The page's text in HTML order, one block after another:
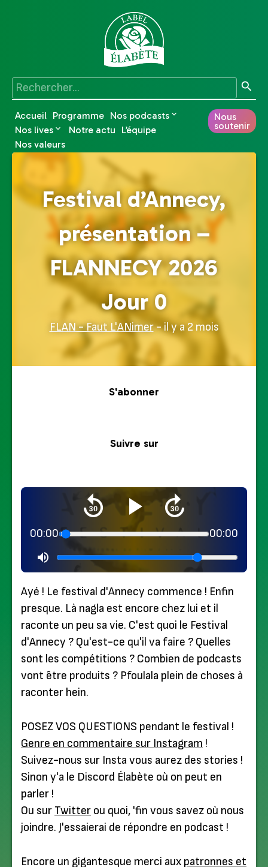
Accueil Programme Nos podcasts
Nos lives
Notre actu
L’équipe
Nos valeurs
Nous
soutenir
Festival d’Annecy,
présentation –
FLANNECY 2026
Jour 0
FLAN - Faut L'ANimer- il y a 2 mois
S'abonner
Suivre sur
00:00 00:00
Ayé ! Le festival d'Annecy commence ! Enfin
presque. Là nagla est encore chez lui et il
raconte un peu sa vie. C'est quoi le Festival
d'Annecy ? Qu'est-ce qu'il va faire ? Quelles
sont les compétitions ? Combien de podcasts
vont être produits ? Pfoulala plein de choses à
raconter hein.
POSEZ VOS QUESTIONS pendant le festival !
Genre en commentaire sur Instagram !
Suivez-nous sur Insta vous aurez des stories !
Sinon y'a le Discord Élabète où on peut en
parler !
Ou sur Twitter ou quoi, 'fin vous savez où nous
joindre. J'essaierai de répondre en podcast !
Encore un gigantesque merci auxpatronnes et